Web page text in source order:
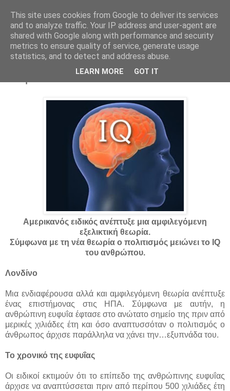
Parakato.gr
O πολιτισμός μειώνει το IQ του
Αμερικανός ειδικός ανέπτυξε μια αμφιλεγόμενη
εξελικτική θεωρία.
Σύμφωνα με τη νέα θεωρία ο πολιτισμός μειώνει το IQ
του ανθρώπου.
Λονδίνο
Μια ενδιαφέρουσα αλλά και αμφιλεγόμενη θεωρία ανέπτυξε
ένας επιστήμονας στις ΗΠΑ. Σύμφωνα με αυτήν, η
ανθρώπινη ευφυΐα έφτασε στο ανώτατο σημείο της πριν από
μερικές χιλιάδες έτη και όσο αναπτυσσόταν ο πολιτισμός ο
άνθρωπος άρχισε παράλληλα να χάνει την…εξυπνάδα του.
Το χρονικό της ευφυΐας
Οι ειδικοί εκτιμούν ότι το επίπεδο της ανθρώπινης ευφυΐας
άρχισε να αναπτύσσεται πριν από περίπου 500 χιλιάδες έτη
This site uses cookies from Google to deliver its services
and to analyze traffic. Your IP address and user-agent are
shared with Google along with performance and security
metrics to ensure quality of service, generate usage
statistics, and to detect and address abuse.
LEARN MORE GOT IT